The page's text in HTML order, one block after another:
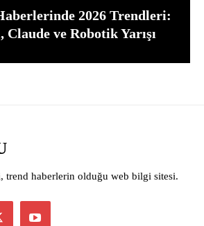
2026 Trendleri:
ve Robotik Yarışı
trend haberlerin olduğu web bilgi sitesi.